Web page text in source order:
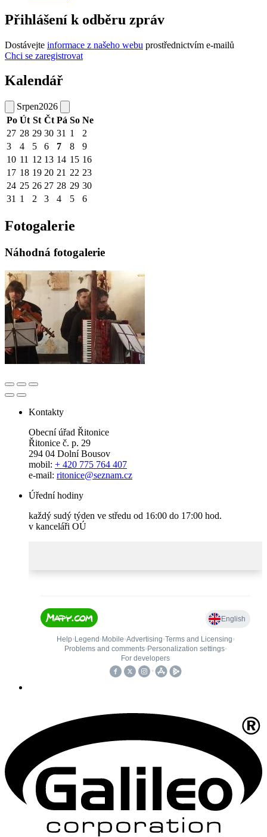
Přihlášení k odběru zpráv
Dostávejte informace z našeho webu prostřednictvím e-mailů
Chci se zaregistrovat
Kalendář
Srpen2026
Po Út St Čt Pá So Ne
27 28 29 30 31 1
2
3
4 5 6 7 8
9
10 11 12 13 14 15 16
17 18 19 20 21 22 23
24 25 26 27 28 29 30
31 1 2 3 4 5 6
Fotogalerie
Náhodná fotogalerie
Kontakty
Obecní úřad Řitonice
Řitonice č. p. 29
294 04 Dolní Bousov
mobil: + 420 775 764 407
e-mail: ritonice@seznam.cz
Úřední hodiny
každý sudý týden ve středu od 16:00 do 17:00 hod.
v kanceláři OÚ